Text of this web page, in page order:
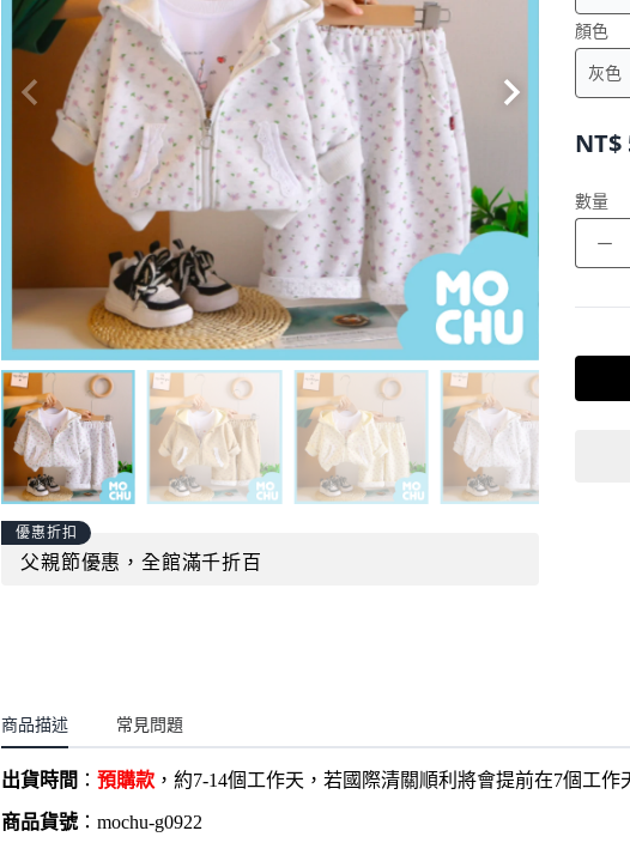
優惠折扣
父親節優惠，全館滿千折百
顏色
NT$
數量
－
商品描述 常見問題
出貨時間 ：預購款 ，約7-14個工作天，若國際清關順利將會提前在7個工作
商品貨號：mochu-g0922